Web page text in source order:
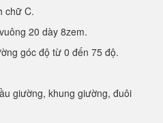
chữ C.
20 dày 8zem.
góc độ từ 0 đến 75 độ.
giường, khung giường, đuôi